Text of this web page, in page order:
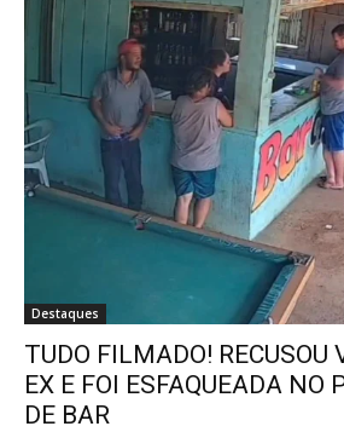
Destaques
TUDO FILMADO! RECUSOU
EX E FOI ESFAQUEADA NO
DE BAR